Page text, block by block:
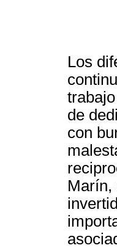
Los
de
con
Marín,